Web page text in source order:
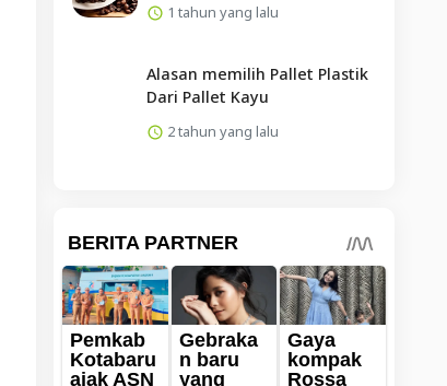
1 tahun yang lalu
Alasan memilih Pallet Plastik
Dari Pallet Kayu
2 tahun yang lalu